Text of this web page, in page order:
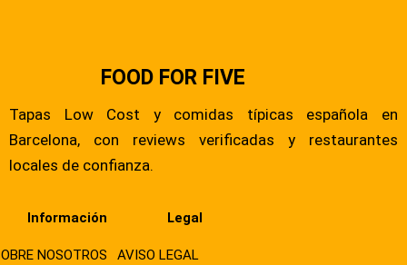
FOOD FOR FIVE
Tapas Low Cost y comidas típicas española en
Barcelona, con reviews verificadas y restaurantes
locales de confianza.
Información Legal
NOSOTROS
AVISO LEGAL